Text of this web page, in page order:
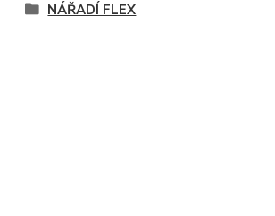
NÁŘADÍ FLEX